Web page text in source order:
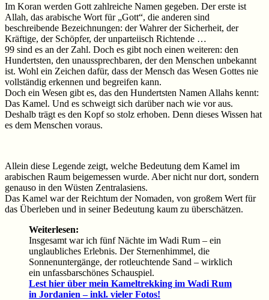
Im Koran werden Gott zahlreiche Namen gegeben. Der erste ist
Allah, das arabische Wort für „Gott“, die anderen sind
beschreibende Bezeichnungen: der Wahrer der Sicherheit, der
Kräftige, der Schöpfer, der unparteiisch Richtende …
99 sind es an der Zahl. Doch es gibt noch einen weiteren: den
Hundertsten, den unaussprechbaren, der den Menschen unbekannt
ist. Wohl ein Zeichen dafür, dass der Mensch das Wesen Gottes nie
vollständig erkennen und begreifen kann.
Doch ein Wesen gibt es, das den Hundertsten Namen Allahs kennt:
Das Kamel. Und es schweigt sich darüber nach wie vor aus.
Deshalb trägt es den Kopf so stolz erhoben. Denn dieses Wissen hat
es dem Menschen voraus.
Allein diese Legende zeigt, welche Bedeutung dem Kamel im
arabischen Raum beigemessen wurde. Aber nicht nur dort, sondern
genauso in den Wüsten Zentralasiens.
Das Kamel war der Reichtum der Nomaden, von großem Wert für
das Überleben und in seiner Bedeutung kaum zu überschätzen.
Weiterlesen:
Insgesamt war ich fünf Nächte im Wadi Rum – ein
unglaubliches Erlebnis. Der Sternenhimmel, die
Sonnenuntergänge, der rotleuchtende Sand – wirklich
ein unfassbarschönes Schauspiel.
Lest hier über mein Kameltrekking im Wadi Rum
in Jordanien – inkl. vieler Fotos!